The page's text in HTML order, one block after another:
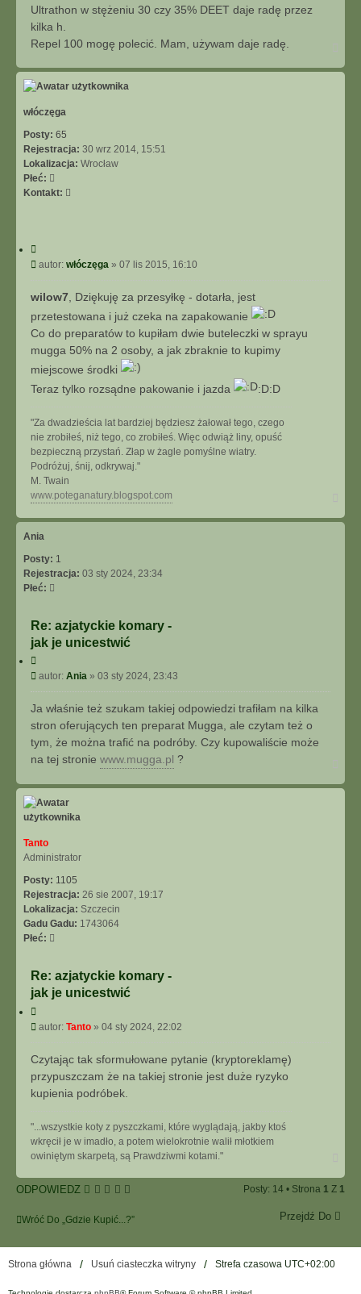
Ultrathon w stężeniu 30 czy 35% DEET daje radę przez
kilka h.
Repel 100 mogę polecić. Mam, używam daje radę.
g
włóczęga
Posty: 65
Rejestracja: 30 wrz 2014, 15:51
Lokalizacja: Wrocław
Płeć:
Kontakt:
a
j
s
i
ę
w
ó
c
z
ę
a
y
j
Pautor: włóczęga » 07 lis 2015, 16:10
wilow7 , Dziękuję za przesyłkę - dotarła, jest
przetestowana i już czeka na zapakowanie
Co do preparatów to kupiłam dwie buteleczki w sprayu
mugga 50% na 2 osoby, a jak zbraknie to kupimy
miejscowe środki
Teraz tylko rozsądne pakowanie i jazda
:D:D
"Za dwadzieścia lat bardziej będziesz żałował tego, czego
nie zrobiłeś, niż tego, co zrobiłeś. Więc odwiąż liny, opuść
bezpieczną przystań. Złap w żagle pomyślne wiatry.
Podróżuj, śnij, odkrywaj."
M. Twain
www.poteganatury.blogspot.com
g
Ania
Posty: 1
Rejestracja: 03 sty 2024, 23:34
Płeć:
Re: azjatyckie komary -
jak je unicestwić
y
j
P
o
s
autor: Ania » 03 sty 2024, 23:43
Ja właśnie też szukam takiej odpowiedzi trafiłam na kilka
stron oferujących ten preparat Mugga, ale czytam też o
tym, że można trafić na podróby. Czy kupowaliście może
na tej stronie www.mugga.pl ?
g
Tanto
Administrator
Posty: 1105
Rejestracja: 26 sie 2007, 19:17
Lokalizacja: Szczecin
Gadu Gadu: 1743064
Płeć:
Re: azjatyckie komary -
jak je unicestwić
y
j
P
s
autor: Tanto » 04 sty 2024, 22:02
Czytając tak sformułowane pytanie (kryptoreklamę)
przypuszczam że na takiej stronie jest duże ryzyko
kupienia podróbek.
"...wszystkie koty z pyszczkami, które wyglądają, jakby ktoś
wkręcił je w imadło, a potem wielokrotnie walił młotkiem
owiniętym skarpetą, są Prawdziwmi kotami."
g
ó
ę
ODPOWIEDZ Posty: 14 • Strona 1 Z 1
Wróć Do „Gdzie Kupić...?” Przejdź Do
Strona główna Usuń ciasteczka witryny Strefa czasowa UTC+02:00